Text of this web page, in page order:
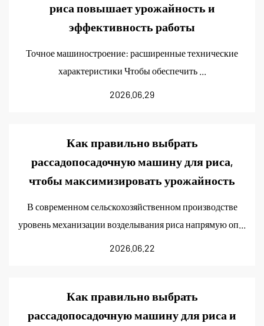
риса повышает урожайность и
эффективность работы
Точное машиностроение: расширенные технические
характеристики Чтобы обеспечить ...
2026.06.29
Как правильно выбрать
рассадопосадочную машину для риса,
чтобы максимизировать урожайность
В современном сельскохозяйственном производстве
уровень механизации возделывания риса напрямую оп...
2026.06.22
Как правильно выбрать
рассадопосадочную машину для риса и